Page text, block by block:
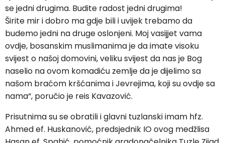
se jedni drugima. Budite radost jedni drugima!
Širite mir i dobro ma gdje bili i uvijek trebamo da
budemo jedni na druge oslonjeni. Moj vasijjet vama
ovdje, bosanskim muslimanima je da imate visoku
svijest o našoj domovini, veliku svijest da nas je Bog
naselio na ovom komadiću zemlje da je dijelimo sa
našom braćom kršćanima i Jevrejima, koji su ovdje sa
nama“, poručio je reis Kavazović.
Prisutnima su se obratili i glavni tuzlanski imam hfz.
Ahmed ef. Huskanović, predsjednik IO ovog medžlisa